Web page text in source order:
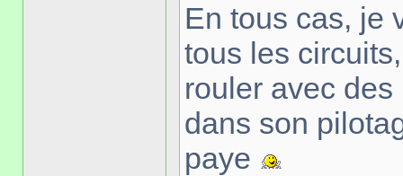
En tous cas, je
tous les
rouler avec
dans son
paye